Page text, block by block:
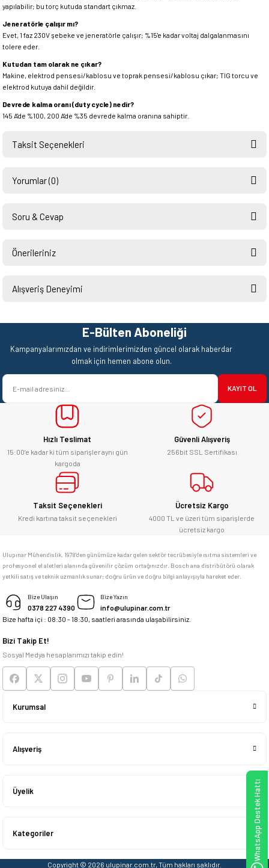
yapılabilir; bu torç kutuda standart çıkmaz.
Jeneratörle çalışır mı?
Evet, 1 faz 230V şebeke ve jeneratörle çalışır; %15'e kadar voltaj dalgalanmasını
tolere eder.
Kutudan tam olarak ne çıkar?
Makine, elektrod pensesi/kablosu ve toprak pensesi/kablosu çıkar; TIG torcu ve
elektrod kutuya dahil değildir.
Devrede kalma oranı (duty cycle) nedir?
145 A'de %100, 200 A'de %35 devrede kalma oranına sahiptir.
Taksit Seçenekleri
Yorumlar (0)
Soru & Cevap
Önerileriniz
yetersiz gördüğünüz noktaları öneri formunu kullanarak tarafımıza
Ürün resmi kalitesiz, bozuk veya görüntülenemiyor.
Ürün açıklamasında eksik bilgiler bulunuyor.
Ürün bilgilerinde hatalar bulunuyor.
Ürün fiyatı diğer sitelerden daha pahalı.
Bu ürüne benzer farklı alternatifler olmalı.
Alışveriş Deneyimi
Teşekkürler.
Mehmet Kendi | 18/06/2026
satışı ve alış veriş deneyimi gayet
başarılı. hayırlı işler. teşekkürler.
yücel çağatay uzun | 12/06/2026
Kesinlikle orjinal ürün, güvenerek
alabilirsiniz.
E... Ü... | 10/06/2026
Bosch marka alet alacaksam kesinlikle
adresim Ulupınar.com.tr
memnun kaldım
Deneyimini Paylaş
E-Bülten Aboneliği
Kampanyalarımızdan ve indirimlerimizden güncel olarak haberdar
olmak için hemen abone olun.
KAYIT OL
Hızlı Teslimat
15:00’e kadar ki tüm siparişler aynı gün
kargoda
Güvenli Alışveriş
256bit SSL Sertifikası
Taksit Seçenekleri
Kredi kartına taksit seçenekleri
Ücretsiz Kargo
4000 TL ve üzeri tüm siparişlerde
ücretsiz kargo
Ulupınar Mühendislik, 1978'den günümüze kadar gelen sektör tecrübesiyle ısıtma sistemleri ve
profesyonel el aletleri alanında güvenilir çözüm ortağınızdır. Bosch ana distribütörü olarak
yetkili satış ve teknik uzmanlık sunar; doğru ürün ve doğru bilgi anlayışıyla hareket eder.
Bize Ulaşın
0378 227 4390
Bize Yazın
info@ulupinar.com.tr
Bize hafta içi : 08:30 - 18:30, saatleri arasında ulaşabilirsiniz.
Bizi Takip Et!
Sosyal Medya hesaplarımızı takip edin!
Kurumsal
Alışveriş
Üyelik
Kategoriler
Copyright © 2026 ulupinar.com.tr, Tüm hakları saklıdır.
WhatsApp Destek Hattı